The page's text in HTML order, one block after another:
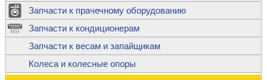
Запчасти к прачечному оборудованию
Запчасти к кондиционерам
Запчасти к весам и запайщикам
Колеса и колесные опоры